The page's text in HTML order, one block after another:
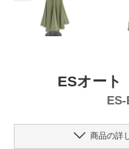
ESオー
ES-
商品の詳